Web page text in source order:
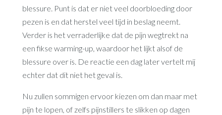
blessure. Punt is dat er niet veel doorbloeding door
pezen is en dat herstel veel tijd in beslag neemt.
Verder is het verraderlijke dat de pijn wegtrekt na
een fikse warming-up, waardoor het lijkt alsof de
blessure over is. De reactie een dag later vertelt mij
echter dat dit niet het geval is.
Nu zullen sommigen ervoor kiezen om dan maar met
pijn te lopen, of zelfs pijnstillers te slikken op dagen